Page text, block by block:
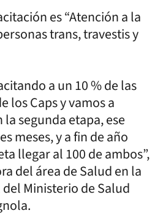
es “Atención a la
trans, travestis y
a un 10 % de las
los Caps y vamos a
la segunda etapa, ese
meses, y a fin de año
llegar al 100 de ambos”,
del área de Salud en la
Ministerio de Salud